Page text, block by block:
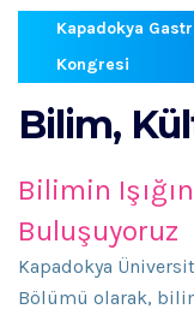
Kapadokya
Kongresi
Bilim,
Bilimin
Buluşuyoruz
Kapadokya
Bölümü olarak,